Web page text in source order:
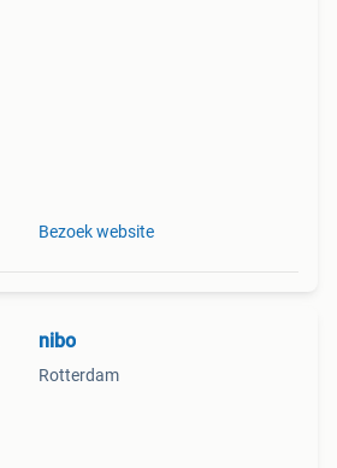
Bezoek website
nibo
Rotterdam